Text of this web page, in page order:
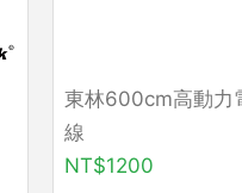
東林600cm高動力
線
NT$1200